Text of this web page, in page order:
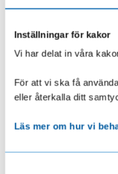
Inställningar för kakor
Vi har delat in våra
För att vi ska få
eller återkalla ditt
Läs mer om hur vi